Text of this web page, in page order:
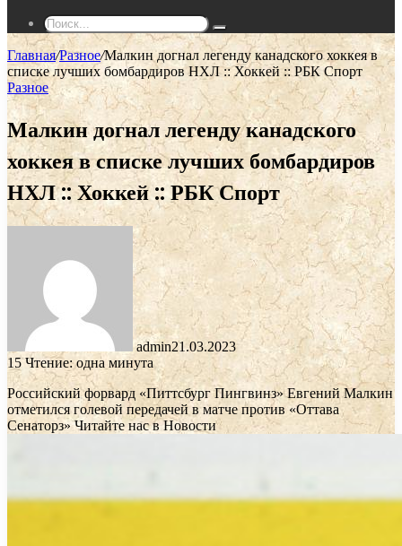
Поиск...
Главная/Разное/Малкин догнал легенду канадского хоккея в
списке лучших бомбардиров НХЛ :: Хоккей :: РБК Спорт
Разное
Малкин догнал легенду канадского
хоккея в списке лучших бомбардиров
НХЛ :: Хоккей :: РБК Спорт
admin21.03.2023
15Чтение: одна минута
Российский форвард «Питтсбург Пингвинз» Евгений Малкин
отметился голевой передачей в матче против «Оттава
Сенаторз»Читайте нас в Новости